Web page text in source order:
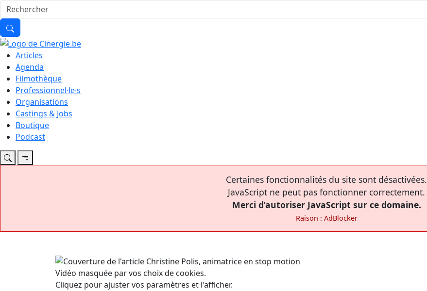
Articles
Agenda
Filmothèque
Professionnel·le·s
Organisations
Castings & Jobs
Boutique
Podcast
Certaines fonctionnalités du site sont désactivées.
JavaScript ne peut pas fonctionner correctement.
Merci d’autoriser JavaScript sur ce domaine.
Raison : AdBlocker
Vidéo masquée par vos choix de cookies.
Cliquez pour ajuster vos paramètres et l'afficher.